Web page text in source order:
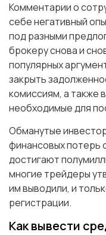
Комментарии о
себе негативный
под разными
брокеру снова и
популярных
закрыть
комиссиям, а также
необходимые для
Обманутые
финансовых потерь
достигают
многие трейдеры
им выводили, и
регистрации.
Как вывести